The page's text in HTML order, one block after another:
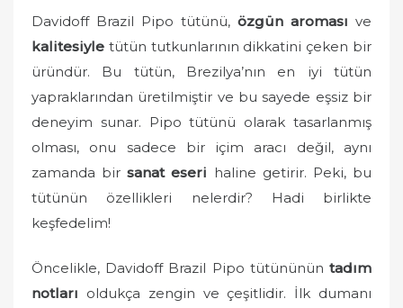
Davidoff Brazil Pipo tütünü, özgün aroması ve
kalitesiyle tütün tutkunlarının dikkatini çeken bir
üründür. Bu tütün, Brezilya’nın en iyi tütün
yapraklarından üretilmiştir ve bu sayede eşsiz bir
deneyim sunar. Pipo tütünü olarak tasarlanmış
olması, onu sadece bir içim aracı değil, aynı
zamanda birsanat eseri haline getirir. Peki, bu
tütünün özellikleri nelerdir? Hadi birlikte
keşfedelim!
Öncelikle, Davidoff Brazil Pipo tütününün tadım
notları oldukça zengin ve çeşitlidir. İlk dumanı